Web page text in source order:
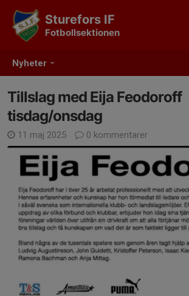
Nyheter
Sturefors IF
Fotbollsektionen
Tillslag med Eija Feodoroff
tisdag/onsdag
11 maj 2025 0 kommentarer